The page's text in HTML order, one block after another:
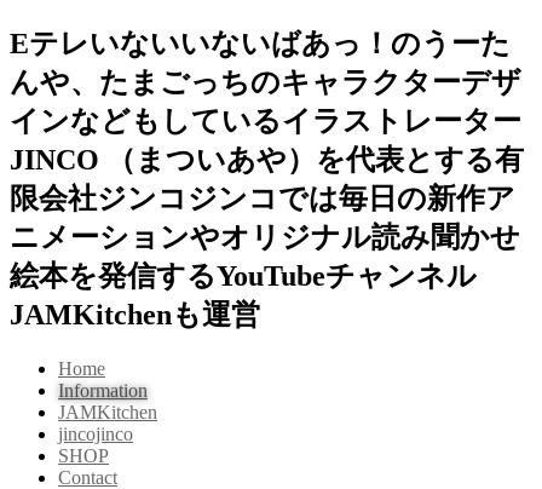
Eテレいないいないばあっ！のうーた
んや、たまごっちのキャラクターデザ
インなどもしているイラストレーター
JINCO （まついあや）を代表とする有
限会社ジンコジンコでは毎日の新作ア
ニメーションやオリジナル読み聞かせ
絵本を発信するYouTubeチャンネル
JAMKitchenも運営
Home
Information
JAMKitchen
jincojinco
SHOP
Contact